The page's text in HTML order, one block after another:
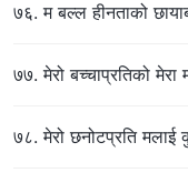
७६. म बल्ल हीनताको
७७. मेरो बच्चाप्रतिको मेरा
७८. मेरो छनोटप्रति